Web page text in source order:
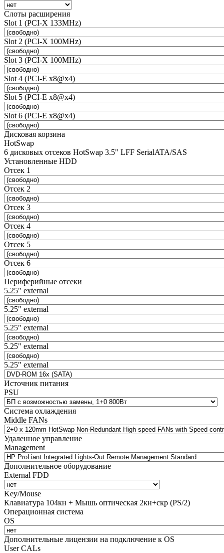
Слоты расширения
Slot 1 (PCI-X 133MHz)
Slot 2 (PCI-X 100MHz)
Slot 3 (PCI-X 100MHz)
Slot 4 (PCI-E x8@x4)
Slot 5 (PCI-E x8@x4)
Slot 6 (PCI-E x8@x4)
Дисковая корзина
HotSwap
6 дисковых отсеков HotSwap 3.5" LFF SerialATA/SAS
Установленные HDD
Отсек 1
Отсек 2
Отсек 3
Отсек 4
Отсек 5
Отсек 6
Периферийные отсеки
5.25" external
5.25" external
5.25" external
5.25" external
5.25" external
Источник питания
PSU
Система охлаждения
Middle FANs
Удаленное управление
Management
Дополнительное оборудование
External FDD
Key/Mouse
Клавиатура 104кн + Мышь оптическая 2кн+скр (PS/2)
Операционная система
OS
Дополнительные лицензии на подключение к OS
User CALs